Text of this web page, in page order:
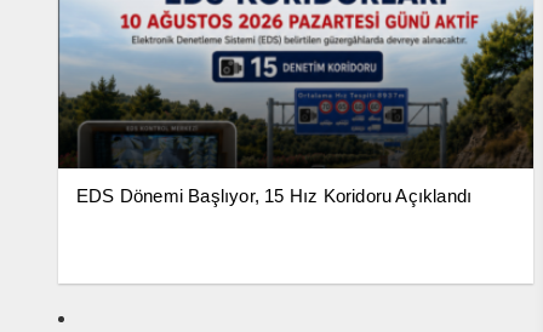
EDS Dönemi Başlıyor, 15 Hız Koridoru Açıklandı